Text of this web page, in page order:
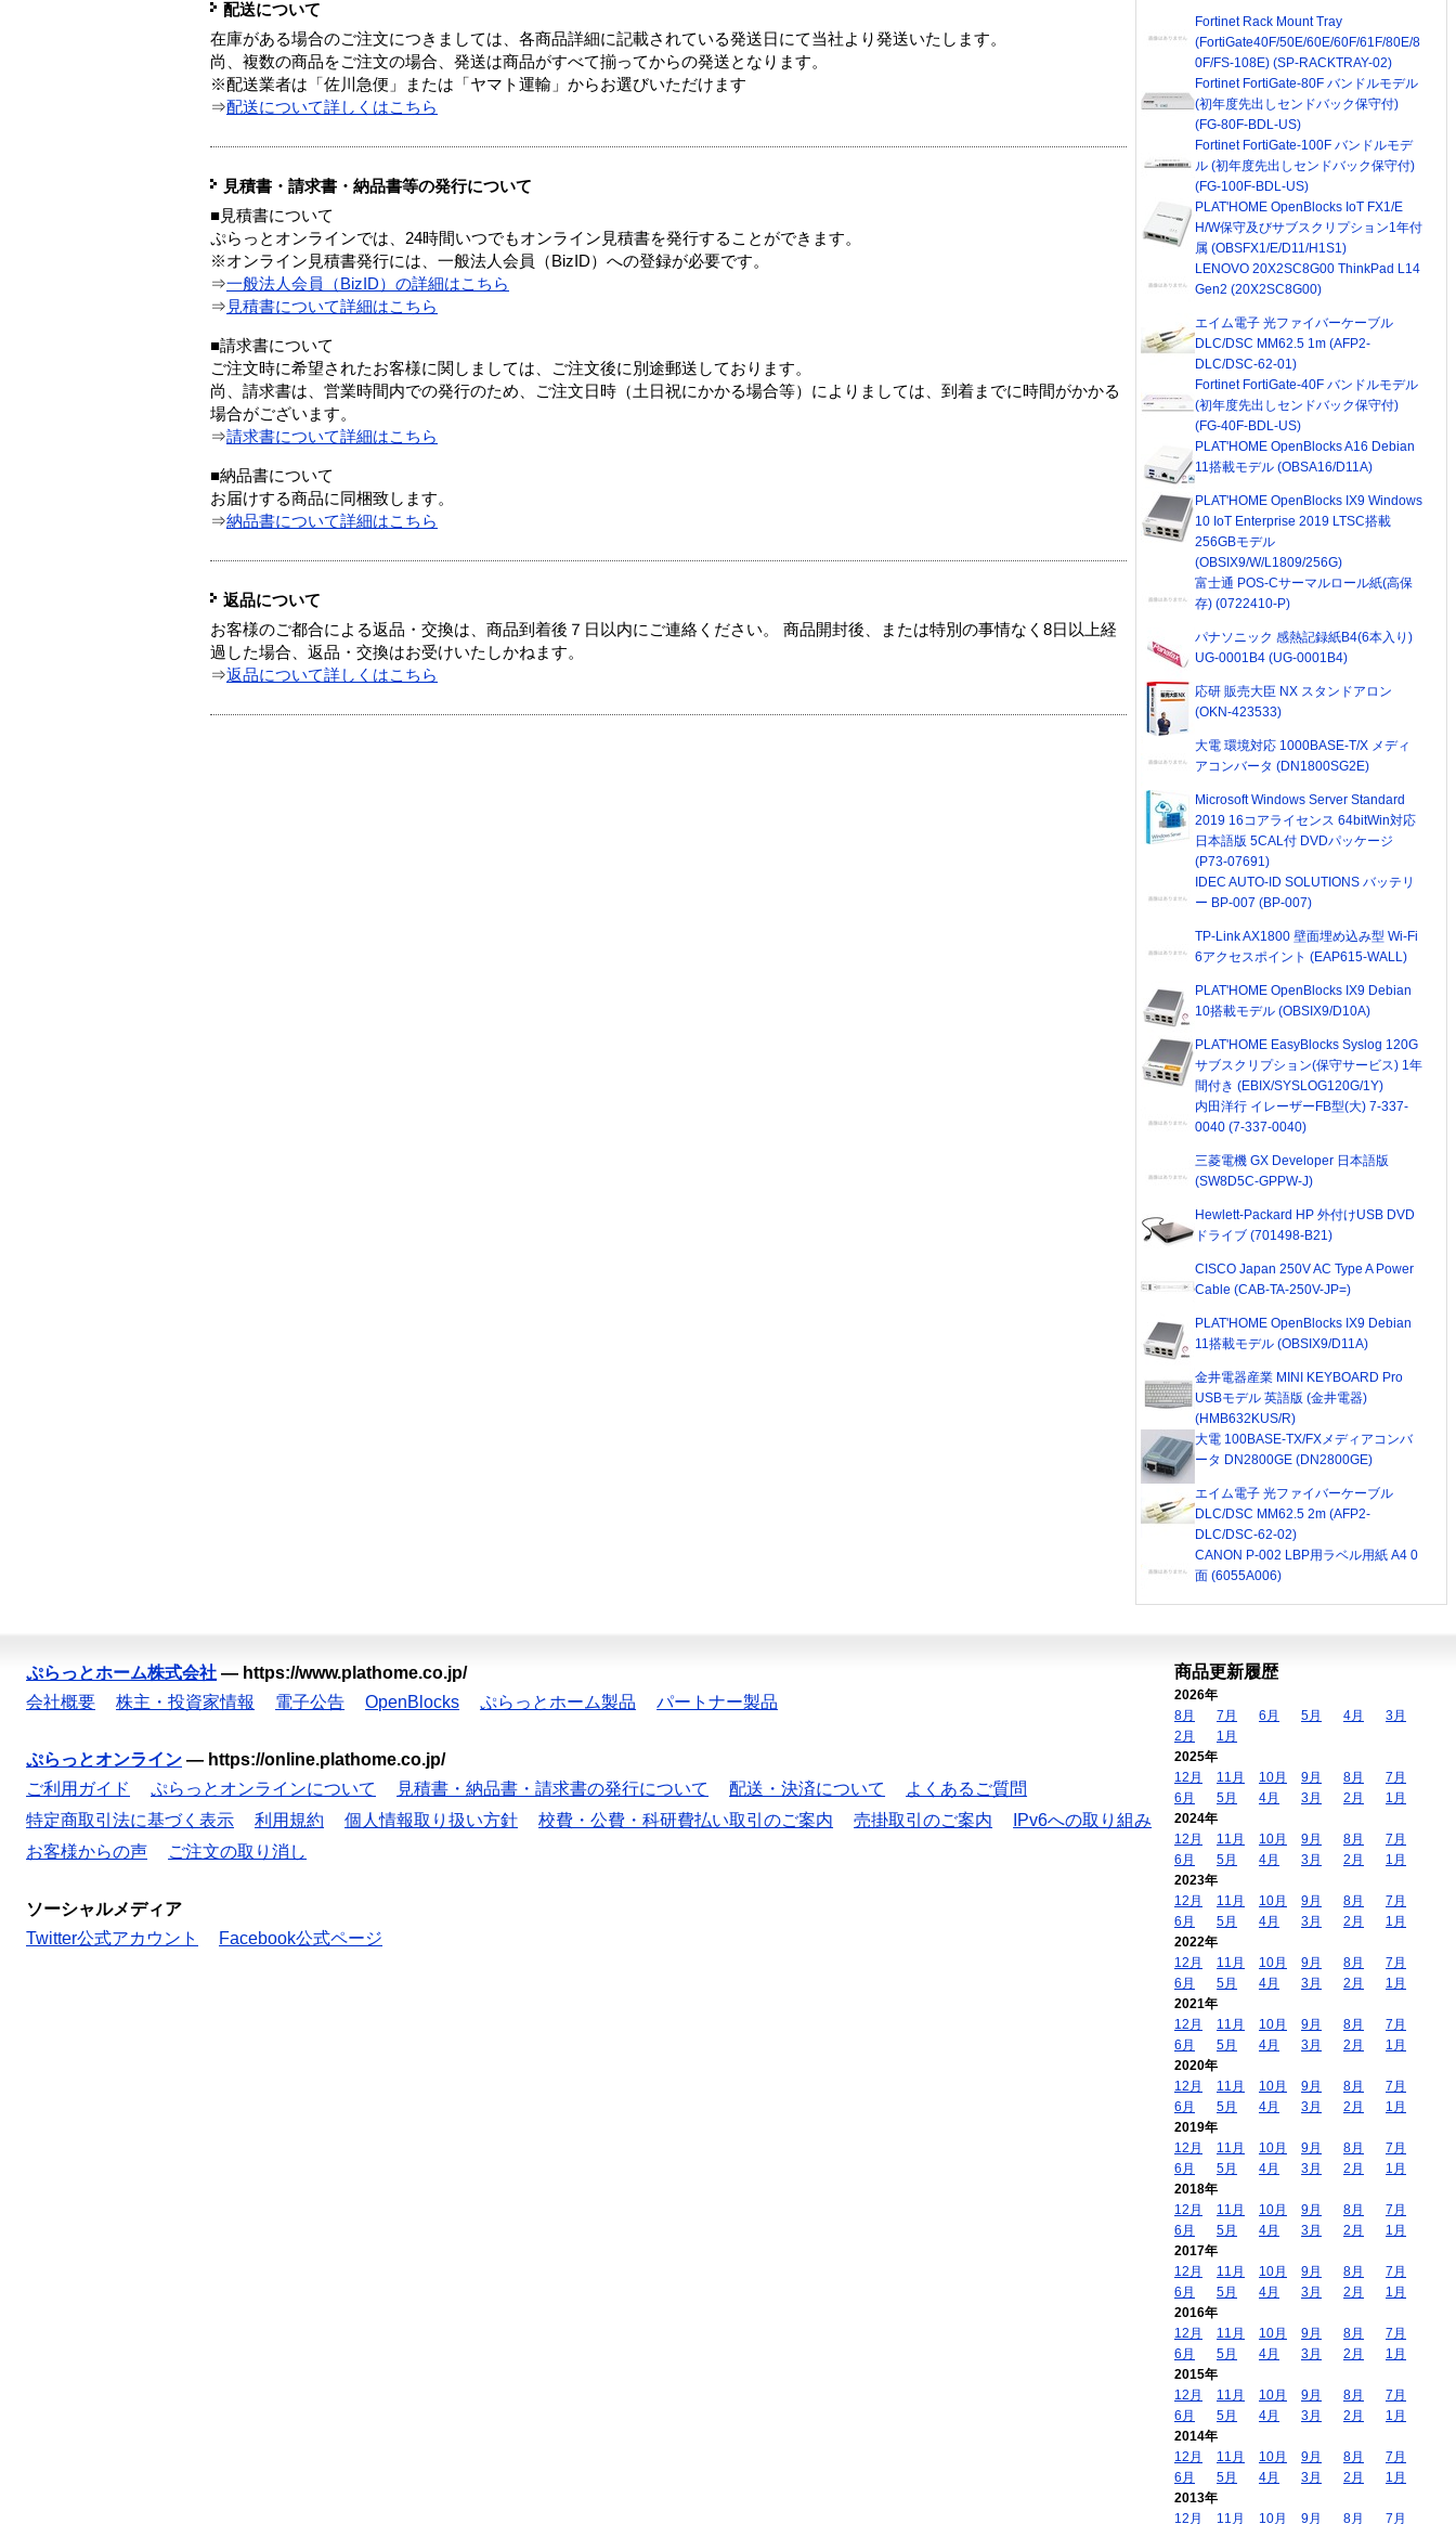
配送について
在庫がある場合のご注文につきましては、各商品詳細に記載されている発送日にて当社より発送いたします。
尚、複数の商品をご注文の場合、発送は商品がすべて揃ってからの発送となります。
※配送業者は「佐川急便」または「ヤマト運輸」からお選びいただけます
⇒配送について詳しくはこちら
見積書・請求書・納品書等の発行について
■見積書について
ぷらっとオンラインでは、24時間いつでもオンライン見積書を発行することができます。
※オンライン見積書発行には、一般法人会員（BizID）への登録が必要です。
⇒一般法人会員（BizID）の詳細はこちら
⇒ 見積書について詳細はこちら
■請求書について
ご注文時に希望されたお客様に関しましては、ご注文後に別途郵送しております。
尚、請求書は、営業時間内での発行のため、ご注文日時（土日祝にかかる場合等）によりましては、到着までに時間がかかる
場合がございます。
⇒請求書について詳細はこちら
■納品書について
お届けする商品に同梱致します。
⇒納品書について詳細はこちら
返品について
お客様のご都合による返品・交換は、商品到着後７日以内にご連絡ください。 商品開封後、または特別の事情なく8日以上経
過した場合、返品・交換はお受けいたしかねます。
⇒返品について詳しくはこちら
Fortinet Rack Mount Tray
(FortiGate40F/50E/60E/60F/61F/80E/8
0F/FS-108E) (SP-RACKTRAY-02)
Fortinet FortiGate-80F バンドルモデル
(初年度先出しセンドバック保守付)
(FG-80F-BDL-US)
Fortinet FortiGate-100F バンドルモデ
ル (初年度先出しセンドバック保守付)
(FG-100F-BDL-US)
PLAT'HOME OpenBlocks IoT FX1/E
H/W保守及びサブスクリプション1年付
属 (OBSFX1/E/D11/H1S1)
LENOVO 20X2SC8G00 ThinkPad L14
Gen2 (20X2SC8G00)
エイム電子 光ファイバーケーブル
DLC/DSC MM62.5 1m (AFP2-
DLC/DSC-62-01)
Fortinet FortiGate-40F バンドルモデル
(初年度先出しセンドバック保守付)
(FG-40F-BDL-US)
PLAT'HOME OpenBlocks A16 Debian
11搭載モデル (OBSA16/D11A)
PLAT'HOME OpenBlocks IX9 Windows
10 IoT Enterprise 2019 LTSC搭載
256GBモデル
(OBSIX9/W/L1809/256G)
富士通 POS-Cサーマルロール紙(高保
存) (0722410-P)
パナソニック 感熱記録紙B4(6本入り)
UG-0001B4 (UG-0001B4)
応研 販売大臣 NX スタンドアロン
(OKN-423533)
大電 環境対応 1000BASE-T/X メディ
アコンバータ (DN1800SG2E)
Microsoft Windows Server Standard
2019 16コアライセンス 64bitWin対応
日本語版 5CAL付 DVDパッケージ
(P73-07691)
IDEC AUTO-ID SOLUTIONS バッテリ
ー BP-007 (BP-007)
TP-Link AX1800 壁面埋め込み型 Wi-Fi
6アクセスポイント (EAP615-WALL)
PLAT'HOME OpenBlocks IX9 Debian
10搭載モデル (OBSIX9/D10A)
PLAT'HOME EasyBlocks Syslog 120G
サブスクリプション(保守サービス) 1年
間付き (EBIX/SYSLOG120G/1Y)
内田洋行 イレーザーFB型(大) 7-337-
0040 (7-337-0040)
三菱電機 GX Developer 日本語版
(SW8D5C-GPPW-J)
Hewlett-Packard HP 外付けUSB DVD
ドライブ (701498-B21)
CISCO Japan 250V AC Type A Power
Cable (CAB-TA-250V-JP=)
PLAT'HOME OpenBlocks IX9 Debian
11搭載モデル (OBSIX9/D11A)
金井電器産業 MINI KEYBOARD Pro
USBモデル 英語版 (金井電器)
(HMB632KUS/R)
大電 100BASE-TX/FXメディアコンバ
ータ DN2800GE (DN2800GE)
エイム電子 光ファイバーケーブル
DLC/DSC MM62.5 2m (AFP2-
DLC/DSC-62-02)
CANON P-002 LBP用ラベル用紙 A4 0
面 (6055A006)
ぷらっとホーム株式会社 — https://www.plathome.co.jp/
会社概要
株主・投資家情報 電子公告 OpenBlocks ぷらっとホーム製品 パートナー製品
ぷらっとオンライン — https://online.plathome.co.jp/
ご利用ガイド
ぷらっとオンラインについて 見積書・納品書・請求書の発行について 配送・決済について
よくあるご質問
特定商取引法に基づく表示
利用規約 個人情報取り扱い方針 校費・公費・科研費払い取引のご案内 売掛取引のご案内
IPv6への取り組み
お客様からの声
ご注文の取り消し
ソーシャルメディア
Twitter公式アカウント
Facebook公式ページ
商品更新履歴
2026年
8月
7月 6月 5月 4月
3月
2月
1月
2025年
12月
11月 10月 9月 8月
7月
6月
5月 4月 3月 2月
1月
2024年
12月
11月 10月 9月 8月
7月
6月
5月 4月 3月 2月
1月
2023年
12月
11月 10月 9月 8月
7月
6月
5月 4月 3月 2月
1月
2022年
12月
11月 10月 9月 8月
7月
6月
5月 4月 3月 2月
1月
2021年
12月
11月 10月 9月 8月
7月
6月
5月 4月 3月 2月
1月
2020年
12月
11月 10月 9月 8月
7月
6月
5月 4月 3月 2月
1月
2019年
12月
11月 10月 9月 8月
7月
6月
5月 4月 3月 2月
1月
2018年
12月
11月 10月 9月 8月
7月
6月
5月 4月 3月 2月
1月
2017年
12月
11月 10月 9月 8月
7月
6月
5月 4月 3月 2月
1月
2016年
12月
11月 10月 9月 8月
7月
6月
5月 4月 3月 2月
1月
2015年
12月
11月 10月 9月 8月
7月
6月
5月 4月 3月 2月
1月
2014年
12月
11月 10月 9月 8月
7月
6月
5月 4月 3月 2月
1月
2013年
12月
11月 10月 9月 8月 7月